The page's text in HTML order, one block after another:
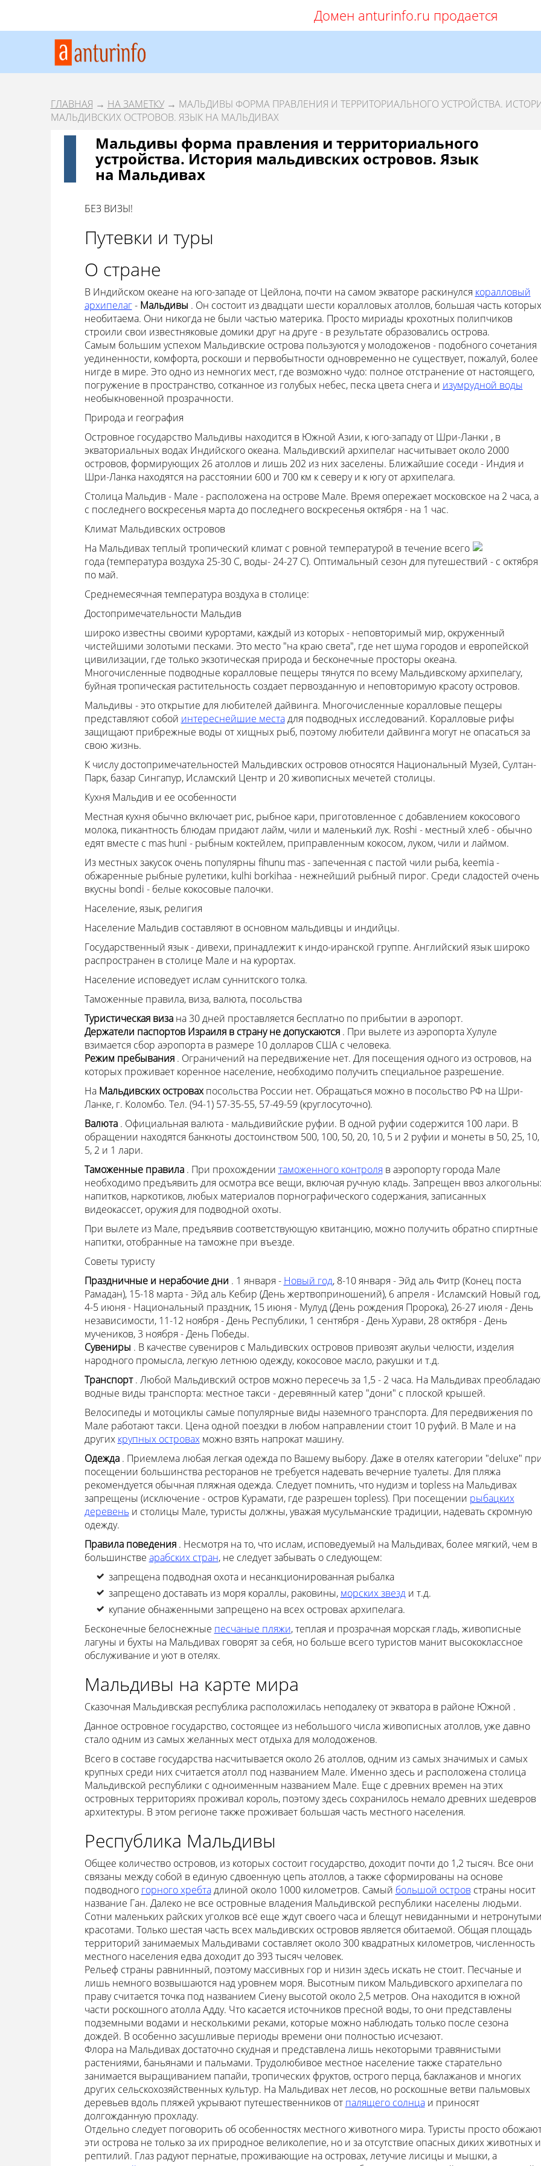
Домен anturinfo.ru продается
ГЛАВНАЯ → НА ЗАМЕТКУ → МАЛЬДИВЫ ФОРМА ПРАВЛЕНИЯ И ТЕРРИТОРИАЛЬНОГО УСТРОЙСТВА.
МАЛЬДИВСКИХ ОСТРОВОВ. ЯЗЫК НА МАЛЬДИВАХ
Мальдивы форма правления и территориального
устройства. История мальдивских островов. Язык
на Мальдивах
БЕЗ ВИЗЫ!
Путевки и туры
О стране
В Индийском океане на юго-западе от Цейлона, почти на самом экваторе раскинулся коралловый
архипелаг- Мальдивы . Он состоит из двадцати шести коралловых атоллов, большая часть которых
необитаема. Они никогда не были частью материка. Просто мириады крохотных полипчиков
строили свои известняковые домики друг на друге - в результате образовались острова.
Самым большим успехом Мальдивские острова пользуются у молодоженов - подобного сочетания
уединенности, комфорта, роскоши и первобытности одновременно не существует, пожалуй, более
нигде в мире. Это одно из немногих мест, где возможно чудо: полное отстранение от настоящего,
погружение в пространство, сотканное из голубых небес, песка цвета снега и изумрудной воды
необыкновенной прозрачности.
Природа и география
Островное государство Мальдивы находится в Южной Азии, к юго-западу от Шри-Ланки , в
экваториальных водах Индийского океана. Мальдивский архипелаг насчитывает около 2000
островов, формирующих 26 атоллов и лишь 202 из них заселены. Ближайшие соседи - Индия и
Шри-Ланка находятся на расстоянии 600 и 700 км к северу и к югу от архипелага.
Столица Мальдив - Мале - расположена на острове Мале. Время опережает московское на 2 часа, а
с последнего воскресенья марта до последнего воскресенья октября - на 1 час.
Климат Мальдивских островов
На Мальдивах теплый тропический климат с ровной температурой в течение всего
года (температура воздуха 25-30 С, воды- 24-27 С). Оптимальный сезон для путешествий - с октября
по май.
Среднемесячная температура воздуха в столице:
Достопримечательности Мальдив
широко известны своими курортами, каждый из которых - неповторимый мир, окруженный
чистейшими золотыми песками. Это место "на краю света", где нет шума городов и европейской
цивилизации, где только экзотическая природа и бесконечные просторы океана.
Многочисленные подводные коралловые пещеры тянутся по всему Мальдивскому архипелагу,
буйная тропическая растительность создает первозданную и неповторимую красоту островов.
Мальдивы - это открытие для любителей дайвинга. Многочисленные коралловые пещеры
представляют собой интереснейшие местадля подводных исследований. Коралловые рифы
защищают прибрежные воды от хищных рыб, поэтому любители дайвинга могут не опасаться за
свою жизнь.
К числу достопримечательностей Мальдивских островов относятся Национальный Музей, Султан-
Парк, базар Сингапур, Исламский Центр и 20 живописных мечетей столицы.
Кухня Мальдив и ее особенности
Местная кухня обычно включает рис, рыбное кари, приготовленное с добавлением кокосового
молока, пикантность блюдам придают лайм, чили и маленький лук. Roshi - местный хлеб - обычно
едят вместе с mas huni - рыбным коктейлем, приправленным кокосом, луком, чили и лаймом.
Из местных закусок очень популярны fihunu mas - запеченная с пастой чили рыба, keemia -
обжаренные рыбные рулетики, kulhi borkihaa - нежнейший рыбный пирог. Среди сладостей очень
вкусны bondi - белые кокосовые палочки.
Население, язык, религия
Население Мальдив составляют в основном мальдивцы и индийцы.
Государственный язык - дивехи, принадлежит к индо-иранской группе. Английский язык широко
распространен в столице Мале и на курортах.
Население исповедует ислам суннитского толка.
Таможенные правила, виза, валюта, посольства
Туристическая виза на 30 дней проставляется бесплатно по прибытии в аэропорт.
Держатели паспортов Израиля в страну не допускаются . При вылете из аэропорта Хулуле
взимается сбор аэропорта в размере 10 долларов США с человека.
Режим пребывания . Ограничений на передвижение нет. Для посещения одного из островов, на
которых проживает коренное население, необходимо получить специальное разрешение.
На Мальдивских островахпосольства России нет. Обращаться можно в посольство РФ на Шри-
Ланке, г. Коломбо. Тел. (94-1) 57-35-55, 57-49-59 (круглосуточно).
Валюта . Официальная валюта - мальдивийские руфии. В одной руфии содержится 100 лари. В
обращении находятся банкноты достоинством 500, 100, 50, 20, 10, 5 и 2 руфии и монеты в 50, 25, 10,
5, 2 и 1 лари.
Таможенные правила . При прохождении таможенного контроля в аэропорту города Мале
необходимо предъявить для осмотра все вещи, включая ручную кладь. Запрещен ввоз
напитков, наркотиков, любых материалов порнографического содержания, записанных
видеокассет, оружия для подводной охоты.
При вылете из Мале, предъявив соответствующую квитанцию, можно получить обратно спиртные
напитки, отобранные на таможне при въезде.
Советы туристу
Праздничные и нерабочие дни . 1 января - Новый год, 8-10 января - Эйд аль Фитр (Конец поста
Рамадан), 15-18 марта - Эйд аль Кебир (День жертвоприношений), 6 апреля - Исламский Новый год,
4-5 июня - Национальный праздник, 15 июня - Мулуд (День рождения Пророка), 26-27 июля - День
независимости, 11-12 ноября - День Республики, 1 сентября - День Хурави, 28 октября - День
мучеников, 3 ноября - День Победы.
Сувениры . В качестве сувениров с Мальдивских островов привозят акульи челюсти, изделия
народного промысла, легкую летнюю одежду, кокосовое масло, ракушки и т.д.
Транспорт. Любой Мальдивский остров можно пересечь за 1,5 - 2 часа. На Мальдивах
водные виды транспорта: местное такси - деревянный катер "дони" с плоской крышей.
Велосипеды и мотоциклы самые популярные виды наземного транспорта. Для передвижения по
Мале работают такси. Цена одной поездки в любом направлении стоит 10 руфий. В Мале и на
других крупных островахможно взять напрокат машину.
Одежда . Приемлема любая легкая одежда по Вашему выбору. Даже в отелях категории "deluxe"
посещении большинства ресторанов не требуется надевать вечерние туалеты. Для пляжа
рекомендуется обычная пляжная одежда. Следует помнить, что нудизм и topless на Мальдивах
запрещены (исключение - остров Курамати, где разрешен topless). При посещении рыбацких
деревеньи столицы Мале, туристы должны, уважая мусульманские традиции, надевать скромную
одежду.
Правила поведения . Несмотря на то, что ислам, исповедуемый на Мальдивах, более мягкий, чем в
большинстве арабских стран, не следует забывать о следующем:
запрещена подводная охота и несанкционированная рыбалка
запрещено доставать из моря кораллы, раковины, морских звезди т.д.
купание обнаженными запрещено на всех островах архипелага.
Бесконечные белоснежные песчаные пляжи, теплая и прозрачная морская гладь, живописные
лагуны и бухты на Мальдивах говорят за себя, но больше всего туристов манит высококлассное
обслуживание и уют в отелях.
Мальдивы на карте мира
Сказочная Мальдивская республика расположилась неподалеку от экватора в районе Южной .
Данное островное государство, состоящее из небольшого числа живописных атоллов, уже давно
стало одним из самых желанных мест отдыха для молодоженов.
Всего в составе государства насчитывается около 26 атоллов, одним из самых значимых и самых
крупных среди них считается атолл под названием Мале. Именно здесь и расположена столица
Мальдивской республики с одноименным названием Мале. Еще с древних времен на этих
островных территориях проживал король, поэтому здесь сохранилось немало древних шедевров
архитектуры. В этом регионе также проживает большая часть местного населения.
Республика Мальдивы
Общее количество островов, из которых состоит государство, доходит почти до 1,2 тысяч. Все они
связаны между собой в единую сдвоенную цепь атоллов, а также сформированы на основе
подводного горного хребтадлиной около 1000 километров. Самый большой островстраны носит
название Ган. Далеко не все островные владения Мальдивской республики населены людьми.
Сотни маленьких райских уголков всё еще ждут своего часа и блещут невиданными и
красотами. Только шестая часть всех мальдивских островов является обитаемой. Общая площадь
территорий занимаемых Мальдивами составляет около 300 квадратных километров, численность
местного населения едва доходит до 393 тысяч человек.
Рельеф страны равнинный, поэтому массивных гор и низин здесь искать не стоит. Песчаные и
лишь немного возвышаются над уровнем моря. Высотным пиком Мальдивского архипелага по
праву считается точка под названием Сиену высотой около 2,5 метров. Она находится в южной
части роскошного атолла Адду. Что касается источников пресной воды, то они представлены
подземными водами и несколькими реками, которые можно наблюдать только после сезона
дождей. В особенно засушливые периоды времени они полностью исчезают.
Флора на Мальдивах достаточно скудная и представлена лишь некоторыми травянистыми
растениями, баньянами и пальмами. Трудолюбивое местное население также старательно
занимается выращиванием папайи, тропических фруктов, острого перца, баклажанов и многих
других сельскохозяйственных культур. На Мальдивах нет лесов, но роскошные ветви пальмовых
деревьев вдоль пляжей укрывают путешественников от палящего солнцаи приносят
долгожданную прохладу.
Отдельно следует поговорить об особенностях местного животного мира. Туристы просто
эти острова не только за их природное великолепие, но и за отсутствие опасных диких животных и
рептилий. Глаз радуют пернатые, проживающие на островах, летучие лисицы и мышки, а